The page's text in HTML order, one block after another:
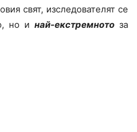
свят, изследователят се
но и най-екстремното за